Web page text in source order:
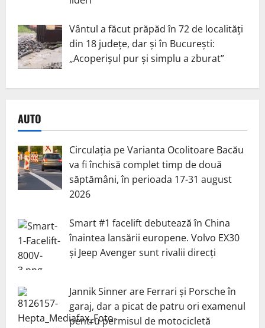
Vântul a făcut prăpăd în 72 de localități
din 18 județe, dar și în București:
„Acoperișul pur și simplu a zburat”
AUTO
Circulația pe Varianta Ocolitoare Bacău
va fi închisă complet timp de două
săptămâni, în perioada 17-31 august
2026
Smart #1 facelift debutează în China
înaintea lansării europene. Volvo EX30
și Jeep Avenger sunt rivalii direcți
Jannik Sinner are Ferrari și Porsche în
garaj, dar a picat de patru ori examenul
pentru permisul de motocicletă